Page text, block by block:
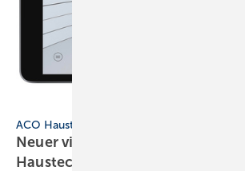
ACO Haustechnik
Neuer virtueller Showroom von
Haustechnik